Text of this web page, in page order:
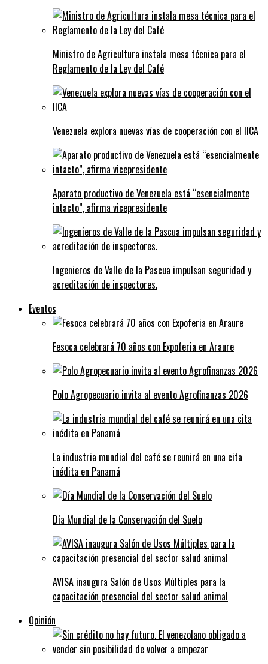
Ministro de Agricultura instala mesa técnica para el
Reglamento de la Ley del Café
Venezuela explora nuevas vías de cooperación con el IICA
Aparato productivo de Venezuela está “esencialmente
intacto”, afirma vicepresidente
Ingenieros de Valle de la Pascua impulsan seguridad y
acreditación de inspectores.
Eventos
Fesoca celebrará 70 años con Expoferia en Araure
Polo Agropecuario invita al evento Agrofinanzas 2026
La industria mundial del café se reunirá en una cita
inédita en Panamá
Día Mundial de la Conservación del Suelo
AVISA inaugura Salón de Usos Múltiples para la
capacitación presencial del sector salud animal
Opinión